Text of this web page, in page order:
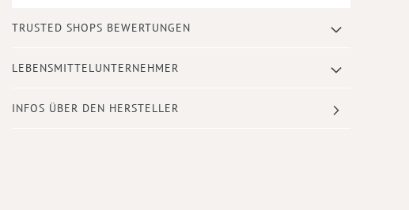
Anfang
Bildergalerie
TRUSTED SHOPS BEWERTUNGEN
LEBENSMITTELUNTERNEHMER
INFOS ÜBER DEN HERSTELLER